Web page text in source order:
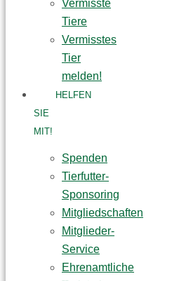
Vermisste
Tiere
Vermisstes
Tier
melden!
HELFEN
SIE
MIT!
Spenden
Tierfutter-
Sponsoring
Mitgliedschaften
Mitglieder-
Service
Ehrenamtliche